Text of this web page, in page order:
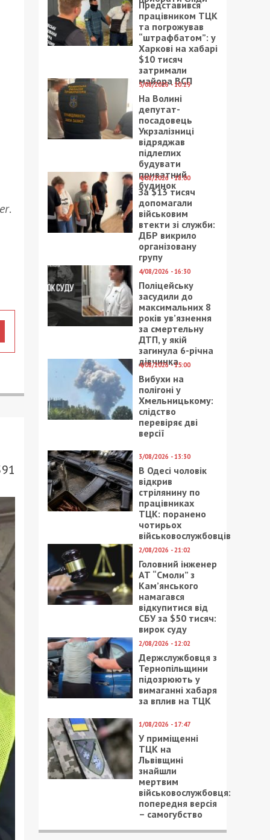
.
Представився
працівником ТЦК
та погрожував
“штрафбатом”: у
Харкові на хабарі
$10 тисяч
затримали
майора ВСП
5/08/2026 - 10:29
На Волині
депутат-
посадовець
Укрзалізниці
відряджав
підлеглих
будувати
приватний
будинок
4/08/2026 - 18:00
За $13 тисяч
допомагали
військовим
втекти зі служби:
ДБР викрило
організовану
групу
4/08/2026 - 16:30
Поліцейську
засудили до
максимальних 8
років ув’язнення
за смертельну
ДТП, у якій
загинула 6-річна
дівчинка
4/08/2026 - 15:00
Вибухи на
полігоні у
Хмельницькому:
слідство
перевіряє дві
версії
3/08/2026 - 13:30
В Одесі чоловік
відкрив
стрілянину по
працівниках
ТЦК: поранено
чотирьох
військовослужбовців
2/08/2026 - 21:02
Головний інженер
АТ “Смоли” з
Кам’янського
намагався
відкупитися від
СБУ за $50 тисяч:
вирок суду
2/08/2026 - 12:02
Держслужбовця з
Тернопільщини
підозрюють у
вимаганні хабаря
за вплив на ТЦК
1/08/2026 - 17:47
У приміщенні
ТЦК на
Львівщині
знайшли
мертвим
військовослужбовця:
попередня версія
– самогубство